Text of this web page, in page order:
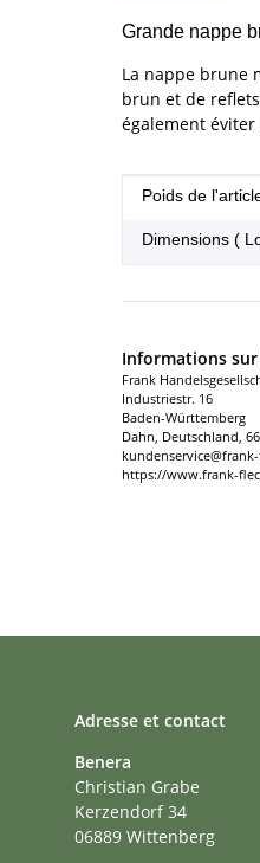
Grande nappe
La nappe brune
brun et de
également
Poids de
Dimensions (
Informations
Frank
Industriestr. 16
Baden-Württemberg
Dahn, Deutschland,
https://www.frank-
Adresse et contact
Benera
Christian Grabe
Kerzendorf 34
06889 Wittenberg